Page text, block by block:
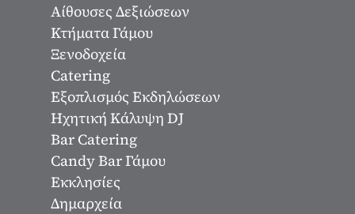
Αίθουσες Δεξιώσεων
Κτήματα Γάμου
Ξενοδοχεία
Catering
Εξοπλισμός Εκδηλώσεων
Ηχητική Κάλυψη DJ
Bar Catering
Candy Bar Γάμου
Εκκλησίες
Δημαρχεία